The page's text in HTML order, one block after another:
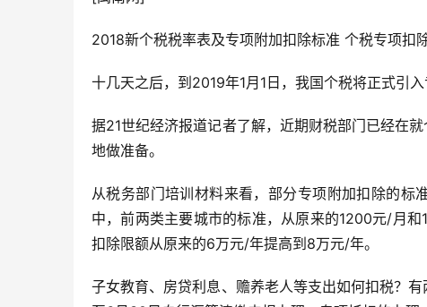
2018新个税税率表及专项附加扣除标准 个税专项扣
十几天之后，到2019年1月1日，我国个税将正式引入
据21世纪经济报道记者了解，近期财税部门已经在
地做准备。
从税务部门培训材料来看，部分专项附加扣除的标
中，前两类主要城市的标准，从原来的1200元/月
扣除限额从原来的6万元/年提高到8万元/年。
子女教育、房贷利息、赡养老人等支出如何扣税？